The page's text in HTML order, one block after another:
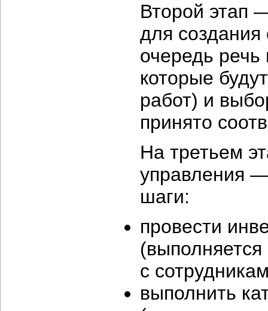
Второй этап
для
очередь речь
которые
работ) и
принято
На третьем
управления
шаги:
провести
с
выполнить